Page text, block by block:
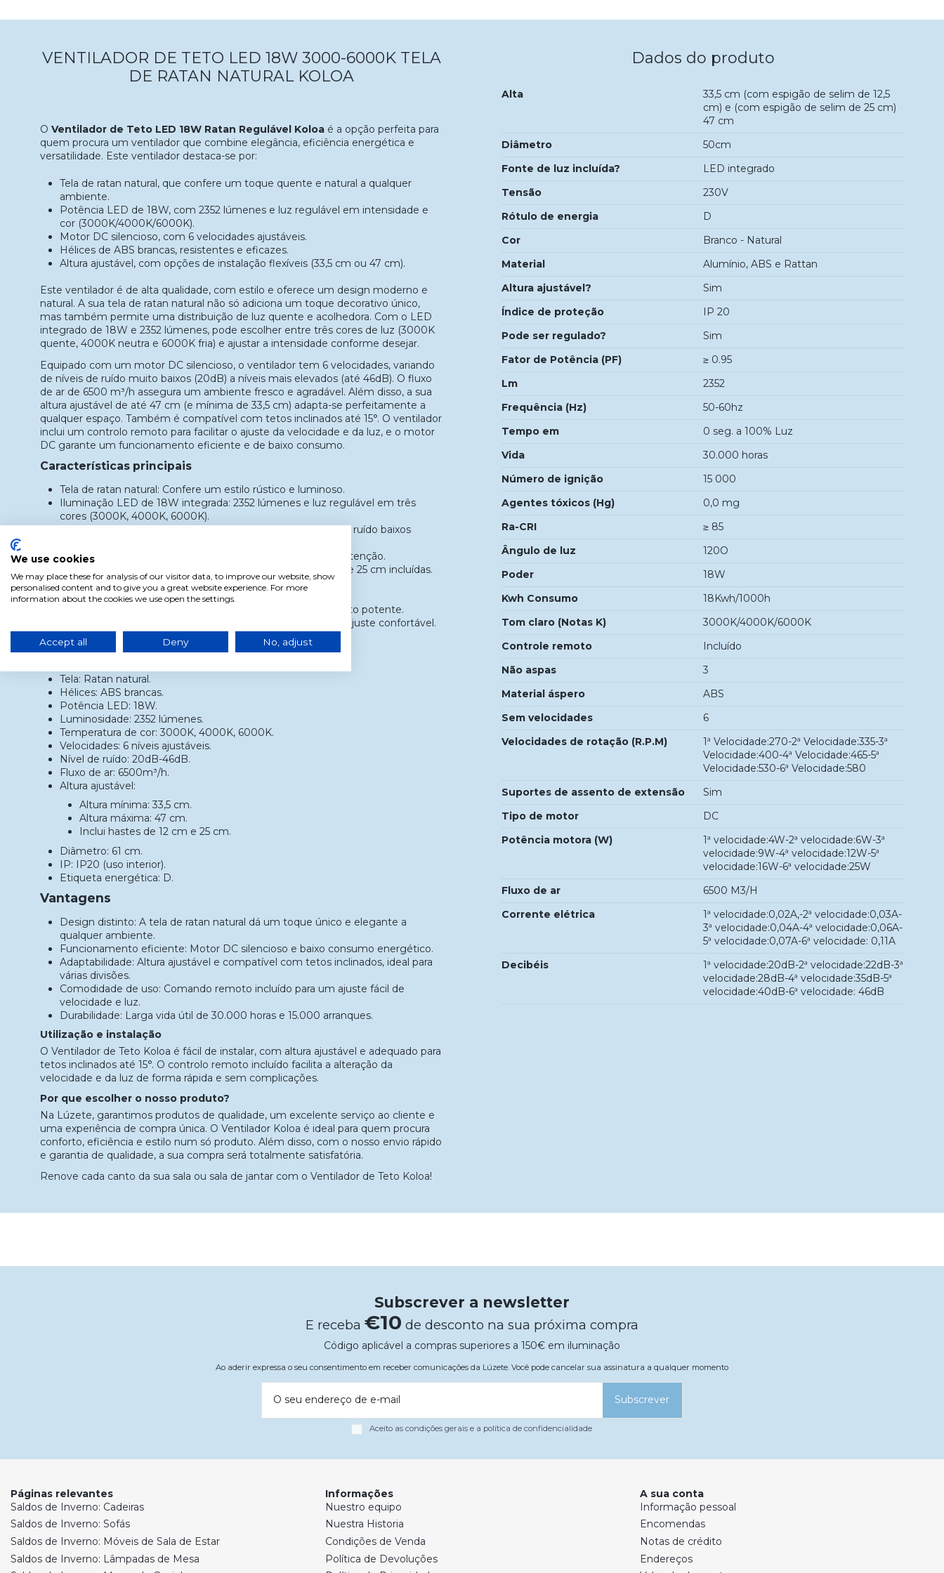
VENTILADOR DE TETO LED 18W 3000-6000K TELA
DE RATAN NATURAL KOLOA
O Ventilador de Teto LED 18W Ratan Regulável Koloa é a opção perfeita para
quem procura um ventilador que combine elegância, eficiência energética e
versatilidade. Este ventilador destaca-se por:
Tela de ratan natural, que confere um toque quente e natural a qualquer
ambiente.
Potência LED de 18W, com 2352 lúmenes e luz regulável em intensidade e
cor (3000K/4000K/6000K).
Motor DC silencioso, com 6 velocidades ajustáveis.
Hélices de ABS brancas, resistentes e eficazes.
Altura ajustável, com opções de instalação flexíveis (33,5 cm ou 47 cm).
Este ventilador é de alta qualidade, com estilo e oferece um design moderno e
natural. A sua tela de ratan natural não só adiciona um toque decorativo único,
mas também permite uma distribuição de luz quente e acolhedora. Com o LED
integrado de 18W e 2352 lúmenes, pode escolher entre três cores de luz (3000K
quente, 4000K neutra e 6000K fria) e ajustar a intensidade conforme desejar.
Equipado com um motor DC silencioso, o ventilador tem 6 velocidades, variando
de níveis de ruído muito baixos (20dB) a níveis mais elevados (até 46dB). O fluxo
de ar de 6500 m³/h assegura um ambiente fresco e agradável. Além disso, a sua
altura ajustável de até 47 cm (e mínima de 33,5 cm) adapta-se perfeitamente a
qualquer espaço. Também é compatível com tetos inclinados até 15°. O ventilador
inclui um controlo remoto para facilitar o ajuste da velocidade e da luz, e o motor
DC garante um funcionamento eficiente e de baixo consumo.
Características principais
Tela de ratan natural: Confere um estilo rústico e luminoso.
Iluminação LED de 18W integrada: 2352 lúmenes e luz regulável em três
cores (3000K, 4000K, 6000K).
Motor DC silencioso: 6 velocidades ajustáveis com níveis de ruído baixos
Hélices de ABS brancas: Material resistente e de fácil manutenção.
Altura ajustável: De 33,5 cm a 47 cm, com hastes de 12 cm e 25 cm incluídas.
Compatível com tetos inclinados: Até 15°.
Vida útil: 30.000 horas e 15.000 arranques.
Etiqueta energética D: Eficiência energética em um produto potente.
Comando e receptor incluídos: Comando remoto para um ajuste confortável.
Especificações
Tela: Ratan natural.
Hélices: ABS brancas.
Potência LED: 18W.
Luminosidade: 2352 lúmenes.
Temperatura de cor: 3000K, 4000K, 6000K.
Velocidades: 6 níveis ajustáveis.
Nível de ruído: 20dB-46dB.
Fluxo de ar: 6500m³/h.
Altura ajustável:
Altura mínima: 33,5 cm.
Altura máxima: 47 cm.
Inclui hastes de 12 cm e 25 cm.
Diâmetro: 61 cm.
IP: IP20 (uso interior).
Etiqueta energética: D.
Vantagens
Design distinto: A tela de ratan natural dá um toque único e elegante a
qualquer ambiente.
Funcionamento eficiente: Motor DC silencioso e baixo consumo energético.
Adaptabilidade: Altura ajustável e compatível com tetos inclinados, ideal para
várias divisões.
Comodidade de uso: Comando remoto incluído para um ajuste fácil de
velocidade e luz.
Durabilidade: Larga vida útil de 30.000 horas e 15.000 arranques.
Utilização e instalação
O Ventilador de Teto Koloa é fácil de instalar, com altura ajustável e adequado para
tetos inclinados até 15°. O controlo remoto incluído facilita a alteração da
velocidade e da luz de forma rápida e sem complicações.
Por que escolher o nosso produto?
Na Lúzete, garantimos produtos de qualidade, um excelente serviço ao cliente e
uma experiência de compra única. O Ventilador Koloa é ideal para quem procura
conforto, eficiência e estilo num só produto. Além disso, com o nosso envio rápido
e garantia de qualidade, a sua compra será totalmente satisfatória.
Renove cada canto da sua sala ou sala de jantar com o Ventilador de Teto Koloa!
Dados do produto
Alta
33,5 cm (com espigão de selim de 12,5
cm) e (com espigão de selim de 25 cm)
47 cm
Diâmetro
50cm
Fonte de luz incluída?
LED integrado
Tensão
230V
Rótulo de energia
D
Cor
Branco - Natural
Material
Alumínio, ABS e Rattan
Altura ajustável?
Sim
Índice de proteção
IP 20
Pode ser regulado?
Sim
Fator de Potência (PF)
≥ 0.95
Lm
2352
Frequência (Hz)
50-60hz
Tempo em
0 seg. a 100% Luz
Vida
30.000 horas
Número de ignição
15 000
Agentes tóxicos (Hg)
0,0 mg
Ra-CRI
≥ 85
Ângulo de luz
120O
Poder
18W
Kwh Consumo
18Kwh/1000h
Tom claro (Notas K)
3000K/4000K/6000K
Controle remoto
Incluído
Não aspas
3
Material áspero
ABS
Sem velocidades
6
Velocidades de rotação (R.P.M)
1ª Velocidade:270-2ª Velocidade:335-3ª
Velocidade:400-4ª Velocidade:465-5ª
Velocidade:530-6ª Velocidade:580
Suportes de assento de extensão
Sim
Tipo de motor
DC
Potência motora (W)
1ª velocidade:4W-2ª velocidade:6W-3ª
velocidade:9W-4ª velocidade:12W-5ª
velocidade:16W-6ª velocidade:25W
Fluxo de ar
6500 M3/H
Corrente elétrica
1ª velocidade:0,02A,-2ª velocidade:0,03A-
3ª velocidade:0,04A-4ª velocidade:0,06A-
5ª velocidade:0,07A-6ª velocidade: 0,11A
Decibéis
1ª velocidade:20dB-2ª velocidade:22dB-3ª
velocidade:28dB-4ª velocidade:35dB-5ª
velocidade:40dB-6ª velocidade: 46dB
Subscrever a newsletter
E receba €10 de desconto na sua próxima compra
Código aplicável a compras superiores a 150€ em iluminação
Ao aderir expressa o seu consentimento em receber comunicações da Lúzete. Você pode cancelar sua assinatura a qualquer momento
O seu endereço de e-mail Subscrever
Aceito as condições gerais e a política de confidencialidade
Páginas relevantes
Saldos de Inverno: Cadeiras
Saldos de Inverno: Sofás
Saldos de Inverno: Móveis de Sala de Estar
Saldos de Inverno: Lâmpadas de Mesa
Informações
Nuestro equipo
Nuestra Historia
Condições de Venda
Política de Devoluções
A sua conta
Informação pessoal
Encomendas
Notas de crédito
Endereços
We use cookies
We may place these for analysis of our visitor data, to improve our website, show
personalised content and to give you a great website experience. For more
information about the cookies we use open the settings.
Accept all Deny No, adjust